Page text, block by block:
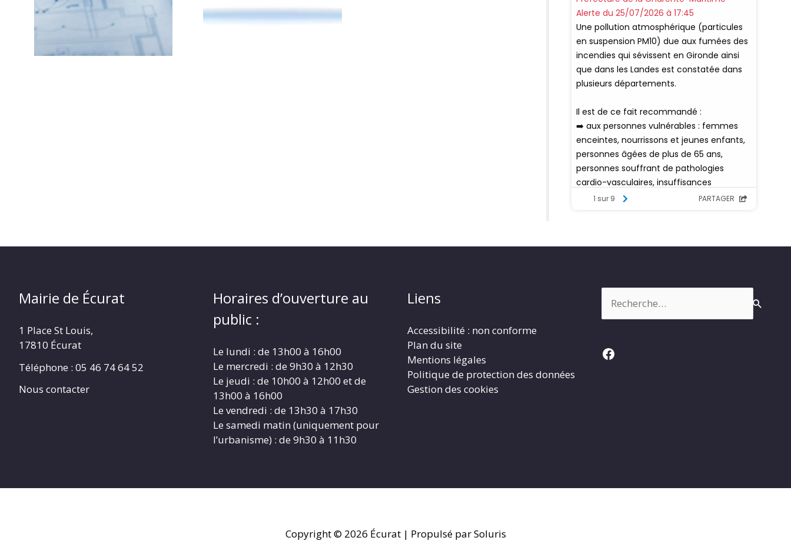
Mairie de Écurat
1 Place St Louis,
17810 Écurat
Téléphone : 05 46 74 64 52
Nous contacter
Horaires d’ouverture au
public :
Le lundi : de 13h00 à 16h00
Le mercredi : de 9h30 à 12h30
Le jeudi : de 10h00 à 12h00 et de
13h00 à 16h00
Le vendredi : de 13h30 à 17h30
Le samedi matin (uniquement pour
l’urbanisme) : de 9h30 à 11h30
Liens
Accessibilité : non conforme
Plan du site
Mentions légales
Politique de protection des données
Gestion des cookies
Facebook
Copyright © 2026 Écurat| Propulsé par Soluris